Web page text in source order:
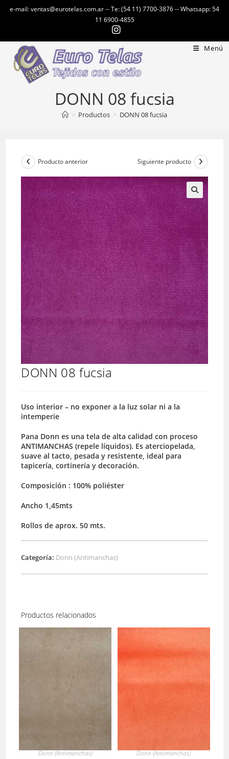
e-mail: ventas@eurotelas.com.ar -- Te: (54 11) 7700-3876 -- Whatsapp: 54
11 6900-4855
Menú
DONN 08 fucsia
> Productos > DONN 08 fucsia
Producto anterior Siguiente producto
DONN 08 fucsia
Uso interior – no exponer a la luz solar ni a la
intemperie
Pana Donn es una tela de alta calidad con proceso
ANTIMANCHAS (repele líquidos). Es aterciopelada,
suave al tacto, pesada y resistente, ideal para
tapicería, cortinería y decoración.
Composición : 100% poliéster
Ancho 1,45mts
Rollos de aprox. 50 mts.
Categoría: Donn (Antimanchas)
Productos relacionados
Donn (Antimanchas) Donn (Antimanchas)